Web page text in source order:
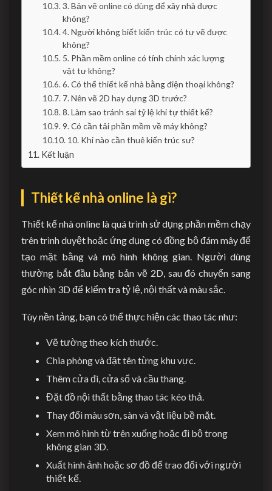
3. Bản vẽ online có dùng để xây nhà được
không?
4. Người không biết kiến trúc có tự vẽ được
không?
5. Phần mềm online có tính chính xác lượng
vật tư không?
6. Có thể thiết kế nhà bằng điện thoại không?
7. Nên vẽ 2D hay dựng 3D trước?
8. Làm sao tránh sai tỷ lệ khi tự thiết kế?
9. Có cần tải phần mềm về máy không?
10. Khi nào cần thuê kiến trúc sư?
Kết luận
Thiết kế nhà online là gì?
Thiết kế nhà online là quá trình sử dụng phần mềm chạy
trên trình duyệt hoặc ứng dụng có đồng bộ đám mây để
tạo mặt bằng và mô hình không gian. Người dùng
thường bắt đầu bằng bản vẽ 2D, sau đó chuyển sang
góc nhìn 3D để kiểm tra tỷ lệ, nội thất và màu sắc.
Tùy nền tảng, bạn có thể thực hiện các thao tác như:
Vẽ tường theo kích thước.
Chia phòng và đặt tên từng khu vực.
Thêm cửa đi, cửa sổ và cầu thang.
Đặt đồ nội thất bằng thao tác kéo thả.
Thay đổi màu sơn, sàn và vật liệu bề mặt.
Xem mô hình từ trên xuống hoặc đi bộ trong
không gian 3D.
Xuất hình ảnh hoặc sơ đồ để trao đổi với người
thiết kế.